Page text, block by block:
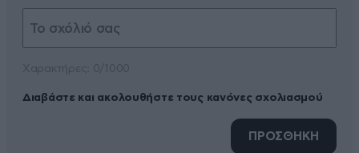
Διαβάστε και ακολουθήστε τους κανόνες σχολιασμού
ΠΡΟΣΘΗΚΗ